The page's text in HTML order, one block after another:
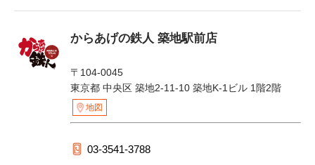
からあげの鉄人 築地駅前店
〒104-0045
東京都 中央区 築地2-11-10 築地K-1ビル 1階2階
地図
03-3541-3788